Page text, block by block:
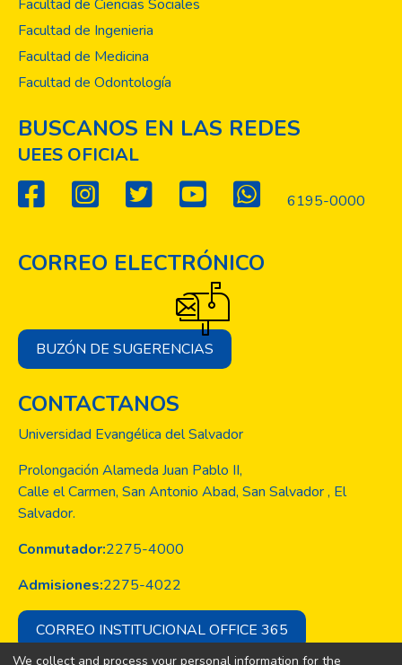
Facultad de Ciencias Sociales
Facultad de Ingenieria
Facultad de Medicina
Facultad de Odontología
BUSCANOS EN LAS REDES
UEES OFICIAL
6195-0000
CORREO ELECTRÓNICO
BUZÓN DE SUGERENCIAS
CONTACTANOS
Universidad Evangélica del Salvador
Prolongación Alameda Juan Pablo II,
Calle el Carmen, San Antonio Abad, San Salvador , El
Salvador.
Conmutador:2275-4000
Admisiones:2275-4022
CORREO INSTITUCIONAL OFFICE 365
We collect and process your personal information for the